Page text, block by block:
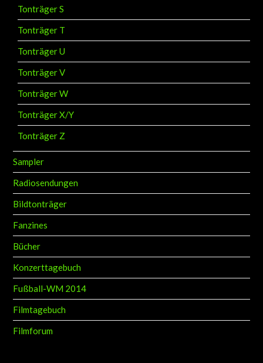
Tonträger S
Tonträger T
Tonträger U
Tonträger V
Tonträger W
Tonträger X/Y
Tonträger Z
Sampler
Radiosendungen
Bildtonträger
Fanzines
Bücher
Konzerttagebuch
Fußball-WM 2014
Filmtagebuch
Filmforum